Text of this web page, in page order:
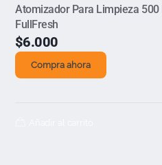
Atomizador Para Limpieza 500
FullFresh
$6.000
Compra ahora